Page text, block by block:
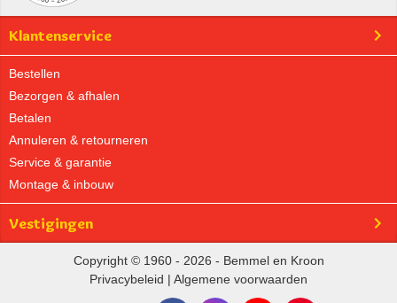
Klantenservice
Bestellen
Bezorgen & afhalen
Betalen
Annuleren & retourneren
Service & garantie
Montage & inbouw
Vestigingen
Copyright © 1960 - 2026 - Bemmel en Kroon
Privacybeleid | Algemene voorwaarden